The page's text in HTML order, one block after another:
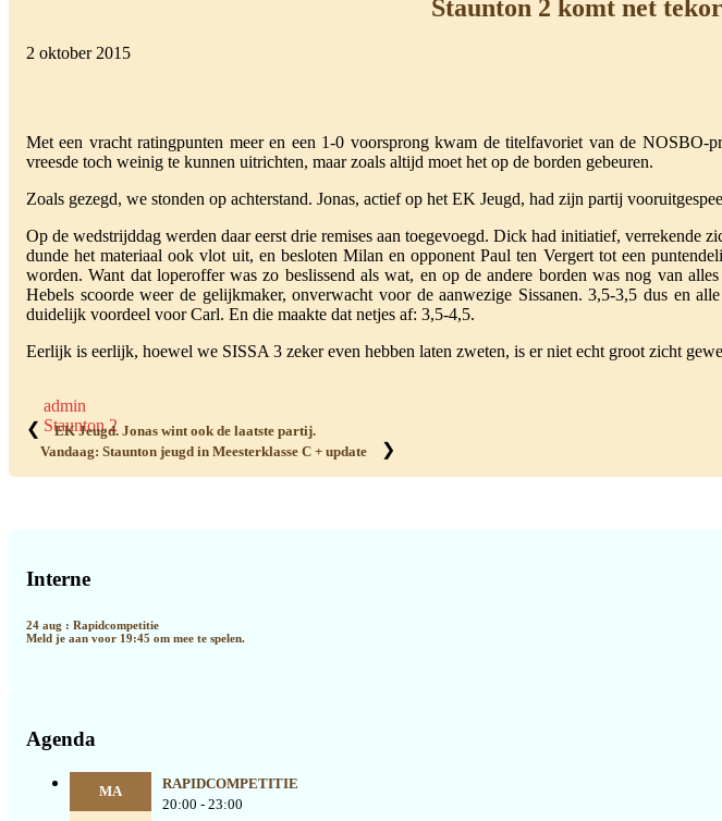
Staunton 2 komt net
2 oktober 2015
Met een vracht ratingpunten meer en een 1-0 voorsprong kwam de titelfavoriet van de
vreesde toch weinig te kunnen uitrichten, maar zoals altijd moet het op de borden gebeuren.
Zoals gezegd, we stonden op achterstand. Jonas, actief op het EK Jeugd, had zijn partij
Op de wedstrijddag werden daar eerst drie remises aan toegevoegd. Dick had initiatief, verrekende
dunde het materiaal ook vlot uit, en besloten Milan en opponent Paul ten Vergert tot een
worden. Want dat loperoffer was zo beslissend als wat, en op de andere borden was nog van
Hebels scoorde weer de gelijkmaker, onverwacht voor de aanwezige Sissanen. 3,5-3,5 dus
duidelijk voordeel voor Carl. En die maakte dat netjes af: 3,5-4,5.
Eerlijk is eerlijk, hoewel we SISSA 3 zeker even hebben laten zweten, is er niet echt groot zicht
admin
Staunton 2
❮
EK Jeugd. Jonas wint ook de laatste partij.
Vandaag: Staunton jeugd in Meesterklasse C + update
❯
Sidebar
Interne
24 aug : Rapidcompetitie
Meld je aan voor 19:45 om mee te spelen.
Agenda
MA
RAPIDCOMPETITIE
20:00 - 23:00